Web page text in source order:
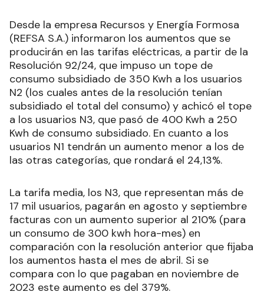
Desde la empresa Recursos y Energía Formosa
(REFSA S.A.) informaron los aumentos que se
producirán en las tarifas eléctricas, a partir de la
Resolución 92/24, que impuso un tope de
consumo subsidiado de 350 Kwh a los usuarios
N2 (los cuales antes de la resolución tenían
subsidiado el total del consumo) y achicó el tope
a los usuarios N3, que pasó de 400 Kwh a 250
Kwh de consumo subsidiado. En cuanto a los
usuarios N1 tendrán un aumento menor a los de
las otras categorías, que rondará el 24,13%.
La tarifa media, los N3, que representan más de
17 mil usuarios, pagarán en agosto y septiembre
facturas con un aumento superior al 210% (para
un consumo de 300 kwh hora-mes) en
comparación con la resolución anterior que fijaba
los aumentos hasta el mes de abril. Si se
compara con lo que pagaban en noviembre de
2023 este aumento es del 379%.